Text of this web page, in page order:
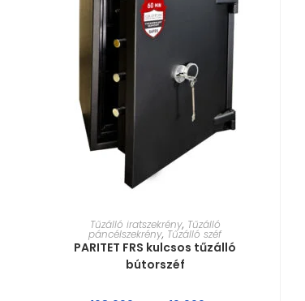
MÉRET VÁLASZTÁSA
Tűzálló iratszekrény, Tűzálló
páncélszekrény, Tűzálló széf
PARITET FRS kulcsos tűzálló
bútorszéf